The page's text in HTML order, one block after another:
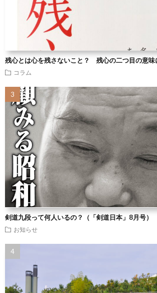
残心とは心を残さないこと？ 残心の二つ目の意味
コラム
剣道九段って何人いるの？（「剣道日本」8月号）
お知らせ